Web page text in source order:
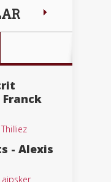
- Alexis